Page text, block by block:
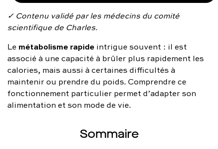
Vous avez des questions :
01 86 65 17 33
contact@charles.co
✓ Contenu validé par les médecins du comité
scientifique de Charles.
Le métabolisme rapide intrigue souvent : il est
associé à une capacité à brûler plus rapidement les
calories, mais aussi à certaines difficultés à
maintenir ou prendre du poids. Comprendre ce
fonctionnement particulier permet d’adapter son
alimentation et son mode de vie.
Sommaire